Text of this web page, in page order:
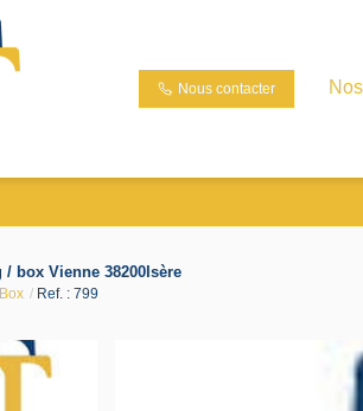
Nous contacter
box Vienne 38200Isère
Ref. : 799